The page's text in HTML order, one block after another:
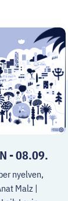
- 08.09.
nyelven,
Malz |